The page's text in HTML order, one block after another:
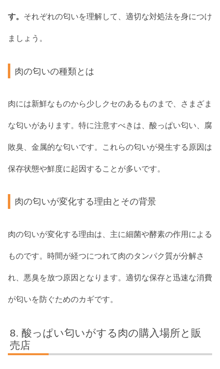
す。 それぞれの匂いを理解して、適切な対処法を身につけ
ましょう。
肉の匂いの種類とは
肉には新鮮なものから少しクセのあるものまで、さまざま
な匂いがあります。特に注意すべきは、酸っぱい匂い、腐
敗臭、金属的な匂いです。これらの匂いが発生する原因は
保存状態や鮮度に起因することが多いです。
肉の匂いが変化する理由とその背景
肉の匂いが変化する理由は、主に細菌や酵素の作用による
ものです。時間が経つにつれて肉のタンパク質が分解さ
れ、悪臭を放つ原因となります。適切な保存と迅速な消費
が匂いを防ぐためのカギです。
酸っぱい匂いがする肉の購入場所と販
売店